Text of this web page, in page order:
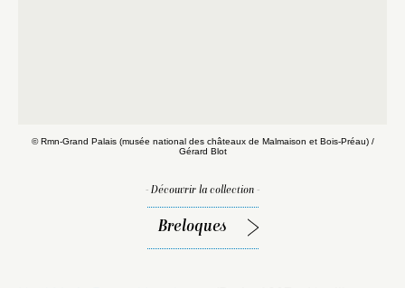
© Rmn-Grand Palais (musée national des châteaux de Malmaison et Bois-Préau) /
Gérard Blot
- Découvrir la collection -
Breloques